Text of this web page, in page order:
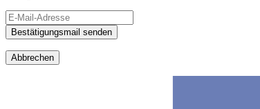
Bestätigungsmail senden
Abbrechen